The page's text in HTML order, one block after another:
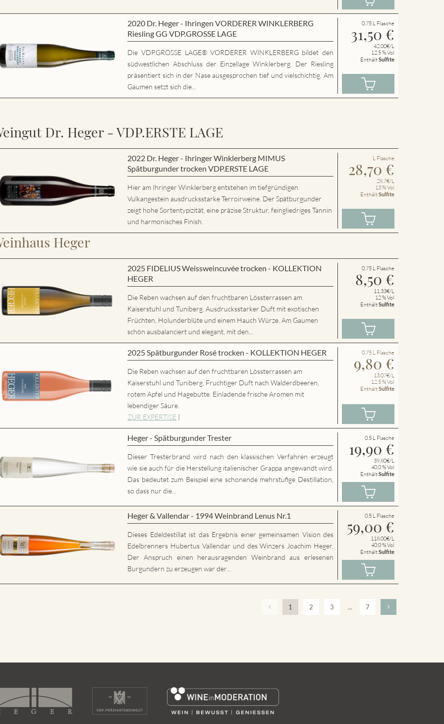
2020 Dr. Heger - Ihringen VORDERER WINKLERBERG
Riesling GG VDP.GROSSE LAGE
Die VDP.GROSSE LAGE® VORDERER WINKLERBERG bildet den
südwestlichen Abschluss der Einzellage Winklerberg. Der Riesling
präsentiert sich in der Nase ausgesprochen tief und vielschichtig. Am
Gaumen setzt sich die...
0.75 L Flasche
31,50 €
42.00€/L
12.5 % Vol
EnthältSulfite
Dr. Heger - VDP.ERSTE LAGE
2022 Dr. Heger - Ihringer Winklerberg MIMUS
Spätburgunder trocken VDP.ERSTE LAGE
Hier am Ihringer Winklerberg entstehen im tiefgründigen
Vulkangestein ausdrucksstarke Terroirweine. Der Spätburgunder
zeigt hohe Sortentypizität, eine präzise Struktur, feingliedriges Tannin
und harmonisches Finish.
L Flasche
28,70 €
28.7€/L
13 % Vol
EnthältSulfite
Heger
2025 FIDELIUS Weissweincuvée trocken - KOLLEKTION
HEGER
Die Reben wachsen auf den fruchtbaren Lössterrassen am
Kaiserstuhl und Tuniberg. Ausdrucksstarker Duft mit exotischen
Früchten, Holunderblüte und einem Hauch Würze. Am Gaumen
schön ausbalanciert und elegant, mit den...
0.75 L Flasche
8,50 €
11.33€/L
12 % Vol
EnthältSulfite
2025 Spätburgunder Rosé trocken - KOLLEKTION HEGER
Die Reben wachsen auf den fruchtbaren Lössterrassen am
Kaiserstuhl und Tuniberg. Fruchtiger Duft nach Walderdbeeren,
rotem Apfel und Hagebutte. Einladende frische Aromen mit
lebendiger Säure.
ZUR EXPERTISE |
0.75 L Flasche
9,80 €
13.07€/L
12.5 % Vol
EnthältSulfite
Heger - Spätburgunder Trester
Dieser Tresterbrand wird nach den klassischen Verfahren erzeugt
wie sie auch für die Herstellung italienischer Grappa angewandt wird.
Das bedeutet zum Beispiel eine schonende mehrstufige Destillation,
so dass nur die...
0.5 L Flasche
19,90 €
39.80€/L
40.0 % Vol
EnthältSulfite
Heger & Vallendar - 1994 Weinbrand Lenus Nr.1
Dieses Edeldestillat ist das Ergebnis einer gemeinsamen Vision des
Edelbrenners Hubertus Vallendar und des Winzers Joachim Heger.
Der Anspruch einen herausragenden Weinbrand aus erlesenen
Burgundern zu erzeugen war der...
0.5 L Flasche
59,00 €
118.00€/L
40.0 % Vol
EnthältSulfite
1 2 3 ... 7